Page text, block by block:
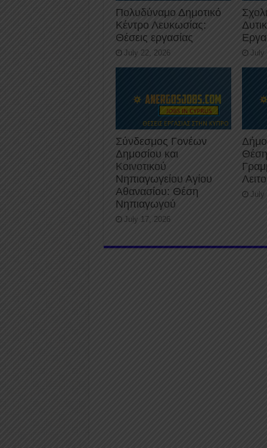
Πολυδύναμο Δημοτικό
Κέντρο Λευκωσίας:
Θέσεις εργασίας
July 22, 2026 July
Σύνδεσμος Γονέων
Δημοσίου και
Κοινοτικού
Νηπιαγωγείου Αγίου
Αθανασίου: Θέση
Νηπιαγωγού
July 17, 2026
July